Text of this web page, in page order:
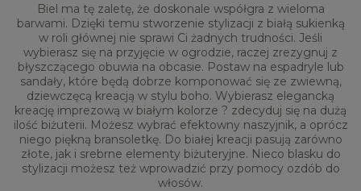
Biel ma tę zaletę, że doskonale współgra z wieloma
barwami. Dzięki temu stworzenie stylizacji z białą sukienką
w roli głównej nie sprawi Ci żadnych trudności. Jeśli
wybierasz się na przyjęcie w ogrodzie, raczej zrezygnuj z
błyszczącego obuwia na obcasie. Postaw na espadryle lub
sandały, które będą dobrze komponować się ze zwiewną,
dziewczęcą kreacją w stylu boho. Wybierasz elegancką
kreację imprezową w białym kolorze ? zdecyduj się na dużą
ilość biżuterii. Możesz wybrać efektowny naszyjnik, a oprócz
niego piękną bransoletkę. Do białej kreacji pasują zarówno
złote, jak i srebrne elementy biżuteryjne. Nieco blasku do
stylizacji możesz też wprowadzić przy pomocy ozdób do
włosów.